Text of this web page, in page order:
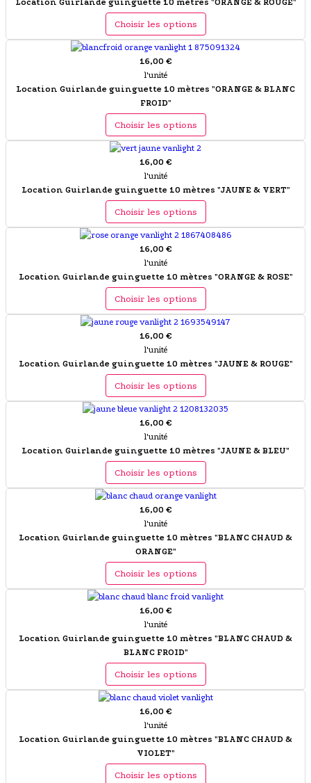
Location Guirlande guinguette 10 mètres "ORANGE & ROUGE"
Choisir les options
16,00 €
l'unité
Location Guirlande guinguette 10 mètres "ORANGE & BLANC
FROID"
Choisir les options
16,00 €
l'unité
Location Guirlande guinguette 10 mètres "JAUNE & VERT"
Choisir les options
16,00 €
l'unité
Location Guirlande guinguette 10 mètres "ORANGE & ROSE"
Choisir les options
16,00 €
l'unité
Location Guirlande guinguette 10 mètres "JAUNE & ROUGE"
Choisir les options
16,00 €
l'unité
Location Guirlande guinguette 10 mètres "JAUNE & BLEU"
Choisir les options
16,00 €
l'unité
Location Guirlande guinguette 10 mètres "BLANC CHAUD &
ORANGE"
Choisir les options
16,00 €
l'unité
Location Guirlande guinguette 10 mètres "BLANC CHAUD &
BLANC FROID"
Choisir les options
16,00 €
l'unité
Location Guirlande guinguette 10 mètres "BLANC CHAUD &
VIOLET"
Choisir les options